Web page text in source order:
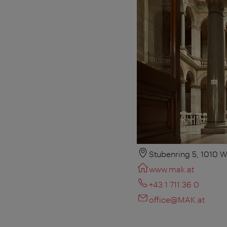
Stubenring 5, 1010
www.mak.at
+43 1 711 36 0
office@MAK.at